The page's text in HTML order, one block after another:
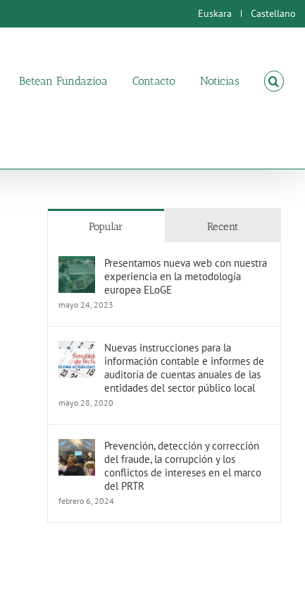
Euskara Castellano
Betean Fundazioa Contacto Noticias
Popular Recent
Presentamos nueva web con nuestra
experiencia en la metodología
europea ELoGE
mayo 24, 2023
Nuevas instrucciones para la
información contable e informes de
auditoría de cuentas anuales de las
entidades del sector público local
mayo 28, 2020
Prevención, detección y corrección
del fraude, la corrupción y los
conflictos de intereses en el marco
del PRTR
febrero 6, 2024